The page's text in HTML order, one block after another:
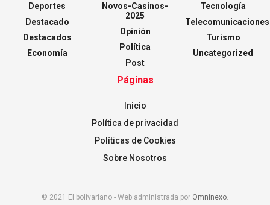
Deportes
Destacado
Destacados
Economía
Novos-Casinos-
2025
Opinión
Política
Post
Tecnología
Telecomunicaciones
Turismo
Uncategorized
Páginas
Inicio
Política de privacidad
Políticas de Cookies
Sobre Nosotros
© 2021 El bolivariano - Web administrada por Omninexo